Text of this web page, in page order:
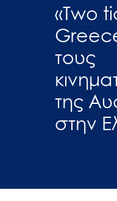
«Two
τους
της
στην